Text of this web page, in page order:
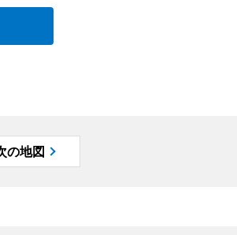
の地図